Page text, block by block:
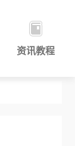
资讯教程